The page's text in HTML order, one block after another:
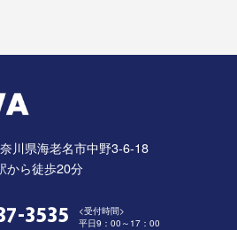
川県海老名市中野3-6-18
から徒歩20分
3535
<受付時間>
平日9：00～17：00